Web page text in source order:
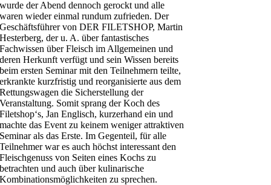
wurde der Abend dennoch gerockt und alle
waren wieder einmal rundum zufrieden. Der
Geschäftsführer von DER FILETSHOP, Martin
Hesterberg, der u. A. über fantastisches
Fachwissen über Fleisch im Allgemeinen und
deren Herkunft verfügt und sein Wissen bereits
beim ersten Seminar mit den Teilnehmern teilte,
erkrankte kurzfristig und reorganisierte aus dem
Rettungswagen die Sicherstellung der
Veranstaltung. Somit sprang der Koch des
Filetshop‘s, Jan Englisch, kurzerhand ein und
machte das Event zu keinem weniger attraktiven
Seminar als das Erste. Im Gegenteil, für alle
Teilnehmer war es auch höchst interessant den
Fleischgenuss von Seiten eines Kochs zu
betrachten und auch über kulinarische
Kombinationsmöglichkeiten zu sprechen.